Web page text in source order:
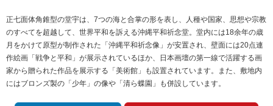
正七面体角錐型の堂宇は、7つの海と合掌の形を表し、人種や国家、思想や宗教
のすべてを超越して、世界平和を訴える沖縄平和祈念堂。堂内には18余年の歳
月をかけて原型が制作された「沖縄平和祈念像」が安置され、壁面には20点連
作絵画「戦争と平和」が展示されているほか、日本画壇の第一線で活躍する画
家から贈られた作品を展示する「美術館」も設置されています。また、敷地内
にはブロンズ製の「少年」の像や「清ら蝶園」も併設しています。